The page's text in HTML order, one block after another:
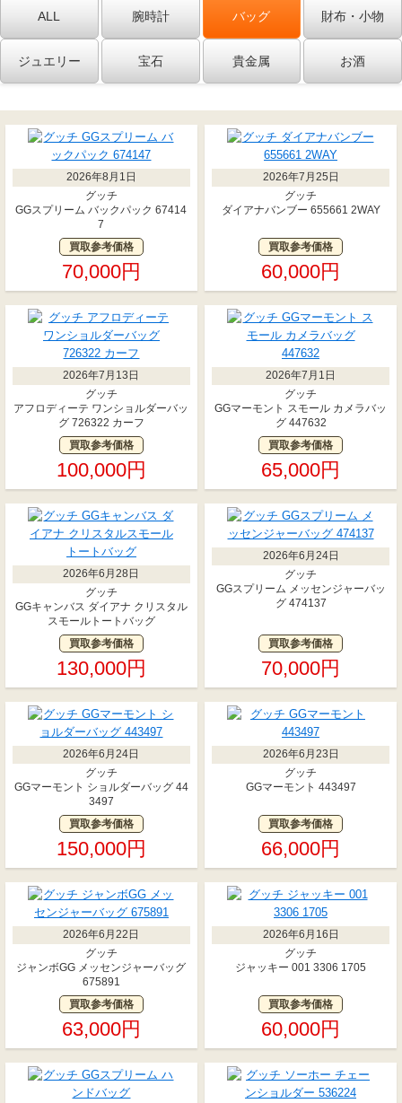
ALL 腕時計 バッグ 財布・小物
ジュエリー 宝石 貴金属 お酒
2026年8月1日
グッチ
GGスプリーム バックパック 67414
7
買取参考価格
70,000円
2026年7月25日
グッチ
ダイアナバンブー 655661 2WAY
買取参考価格
60,000円
2026年7月13日
グッチ
アフロディーテ ワンショルダーバッ
グ 726322 カーフ
買取参考価格
100,000円
2026年7月1日
グッチ
GGマーモント スモール カメラバッ
グ 447632
買取参考価格
65,000円
2026年6月28日
グッチ
GGキャンバス ダイアナ クリスタル
スモールトートバッグ
買取参考価格
130,000円
2026年6月24日
グッチ
GGスプリーム メッセンジャーバッ
グ 474137
買取参考価格
70,000円
2026年6月24日
グッチ
GGマーモント ショルダーバッグ 44
3497
買取参考価格
150,000円
2026年6月23日
グッチ
GGマーモント 443497
買取参考価格
66,000円
2026年6月22日
グッチ
ジャンボGG メッセンジャーバッグ
675891
買取参考価格
63,000円
2026年6月16日
グッチ
ジャッキー 001 3306 1705
買取参考価格
60,000円